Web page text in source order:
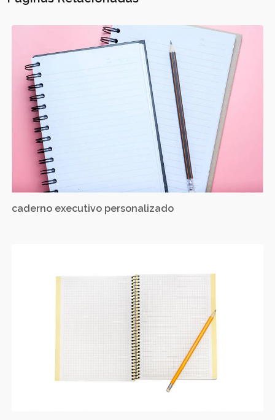
caderno executivo personalizado